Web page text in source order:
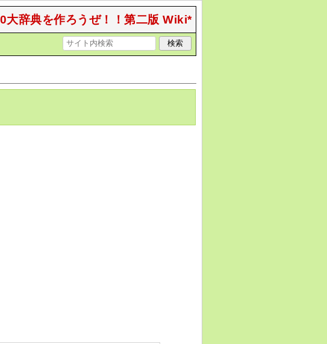
大辞典を作ろうぜ！！第二版 Wiki*